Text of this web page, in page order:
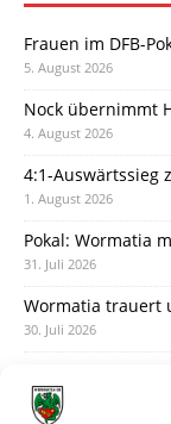
Frauen im DFB-
5. August 2026
Nock übernimmt
4. August 2026
4:1-Auswärtssieg
1. August 2026
Pokal: Wormatia
31. Juli 2026
Wormatia trauert
30. Juli 2026
28. Juli 2026